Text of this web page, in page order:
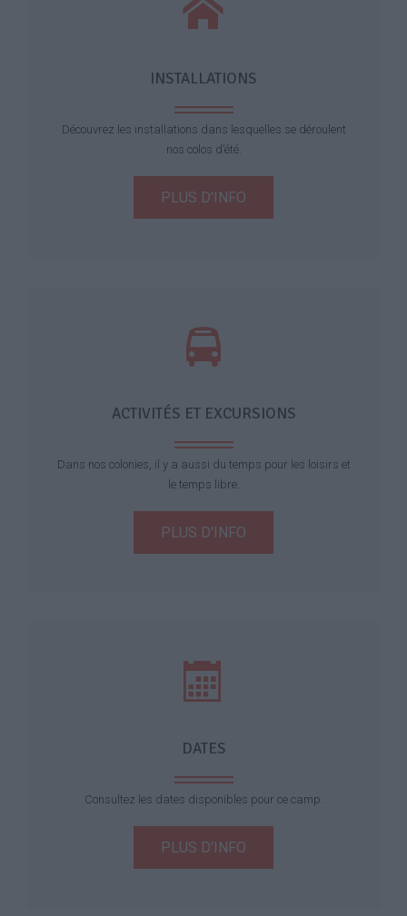
INSTALLATIONS
Découvrez les installations dans lesquelles se déroulent
nos colos d’été.
PLUS D'INFO
ACTIVITÉS ET EXCURSIONS
Dans nos colonies, il y a aussi du temps pour les loisirs et
le temps libre.
PLUS D'INFO
DATES
Consultez les dates disponibles pour ce camp.
PLUS D'INFO